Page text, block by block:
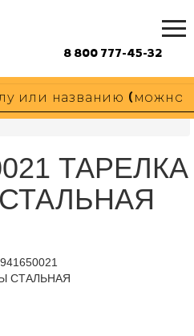
8 800 777-45-32
ТАРЕЛКА
СТАЛЬНАЯ